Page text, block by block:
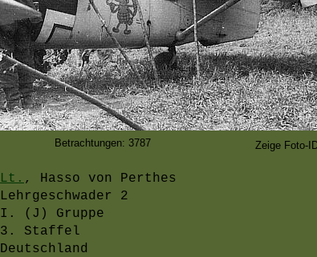
Betrachtungen: 3787 Zeige Foto-
Lt. , Hasso von Perthes
Lehrgeschwader 2
I. (J) Gruppe
3. Staffel
Deutschland